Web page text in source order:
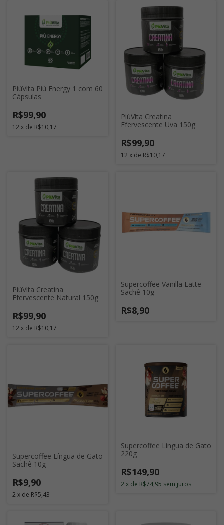
PiùVita Più Energy 1 com 60
Cápsulas
R$99,90
12 x de R$10,17
PiùVita Creatina
Efervescente Uva 150g
R$99,90
12 x de R$10,17
PiùVita Creatina
Efervescente Natural 150g
R$99,90
12 x de R$10,17
Supercoffee Vanilla Latte
Sachê 10g
R$8,90
Supercoffee Língua de Gato
Sachê 10g
R$9,90
2 x de R$5,43
Supercoffee Língua de Gato
220g
R$149,90
2 x de R$74,95 sem juros